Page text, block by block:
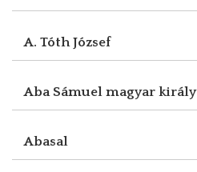
A. Tóth József
Aba Sámuel magyar király
Abasal